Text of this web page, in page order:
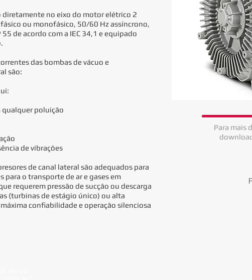
Para mais
diretamente no eixo do motor elétrico 2
ou monofásico, 50/60 Hz assíncrono,
de acordo com a IEC 34,1 e equipado
das bombas de vácuo e
são:
qualquer poluição
de vibrações
de canal lateral são adequados para
para o transporte de ar e gases em
requerem pressão de sucção ou descarga
(turbinas de estágio único) ou alta
confiabilidade e operação silenciosa